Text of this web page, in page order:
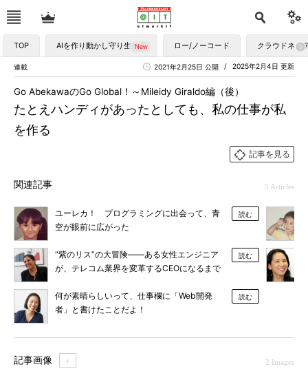
TOP AIを作り動かし守り生かす ロー/ノーコード クラウドネイ
連載 2025年2月4日 更新
2021年2月25日 公開
たとえハンディがあったとしても、私の仕事が私
を作る
Go AbekawaのGo Global！～Mileidy Giraldo編（後）
記事を見る
関連記事 5 Articles
ユーレカ！ プログラミングに出会って、青
空が眼前に広がった
読む
“紫のリス”の大冒険――ある女性エンジニア
が、テレコム業界を変革するCEOになるまで
読む
何が素晴らしいって、仕事欄に「Web開発
者」と書けたことだよ！
読む
記事画像 ＋ 2 Images